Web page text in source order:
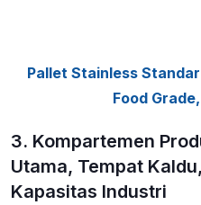
Pallet Stainless
Food
3. Kompartemen
Utama, Tempat
Kapasitas Industri